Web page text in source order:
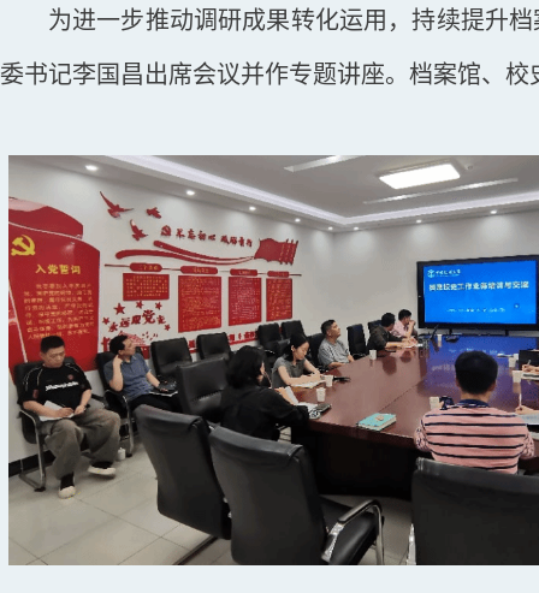
为进一步推动调研成果转化运用，持续提升
委书记李国昌出席会议并作专题讲座。档案馆、